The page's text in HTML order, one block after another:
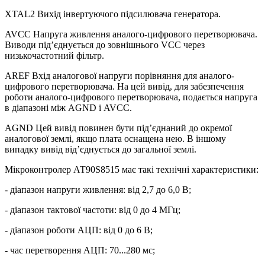
XTAL2 Вихід інвертуючого підсилювача генератора.
AVCC Напруга живлення аналого-цифрового перетворювача.
Виводи під’єднується до зовнішнього VCC через
низькочастотний фільтр.
AREF Вхід аналогової напруги порівняння для аналого-
цифрового перетворювача. На цей вивід, для забезпечення
роботи аналого-цифрового перетворювача, подається напруга
в діапазоні між AGND і AVCC.
AGND Цей вивід повинен бути під’єднаний до окремої
аналогової землі, якщо плата оснащена нею. В іншому
випадку вивід від’єднується до загальної землі.
Мікроконтролер АТ90S8515 має такі технічні характеристики:
- діапазон напруги живлення: від 2,7 до 6,0 В;
- діапазон тактової частоти: від 0 до 4 МГц;
- діапазон роботи АЦП: від 0 до 6 В;
- час перетворення АЦП: 70...280 мс;